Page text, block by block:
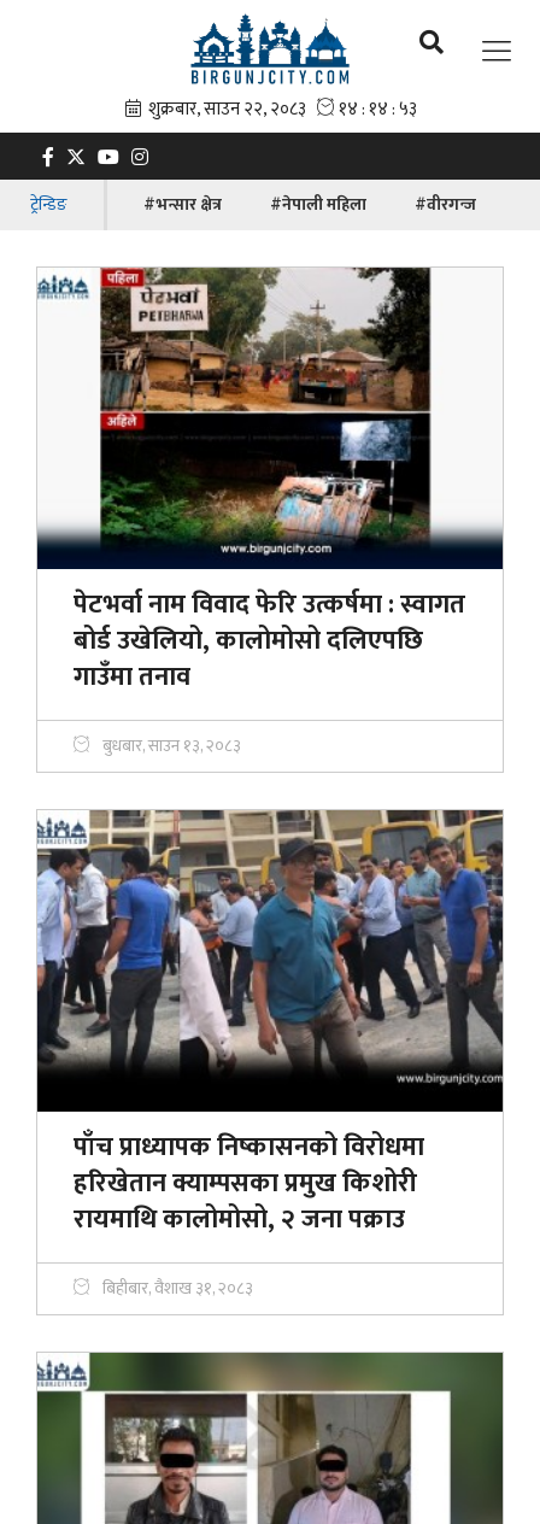
ट्रेन्डिङ #भन्सार क्षेत्र #नेपाली महिला #वीरगन्ज
पेटभर्वा नाम विवाद फेरि उत्कर्षमा : स्वागत
बोर्ड उखेलियो, कालोमोसो दलिएपछि
गाउँमा तनाव
बुधबार, साउन १३, २०८३
पाँच प्राध्यापक निष्कासनको विरोधमा
हरिखेतान क्याम्पसका प्रमुख किशोरी
रायमाथि कालोमोसो, २ जना पक्राउ
बिहीबार, वैशाख ३१, २०८३